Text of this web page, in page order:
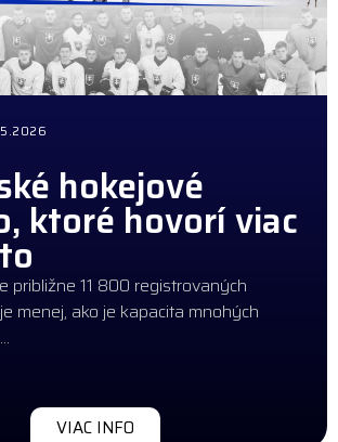
hokejové
ktoré hovorí viac
približne 11 800 registrovaných
menej, ako je kapacita mnohých
VIAC INFO